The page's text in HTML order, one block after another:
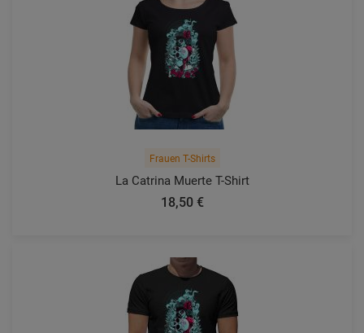
Frauen T-Shirts
La Catrina Muerte T-Shirt
18,50 €